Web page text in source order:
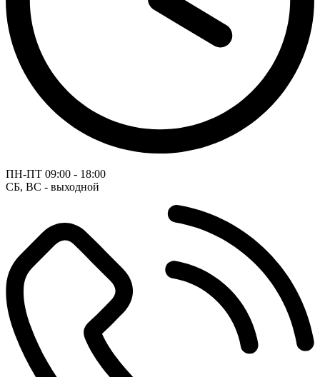
ПН-ПТ 09:00 - 18:00
СБ, ВС - выходной